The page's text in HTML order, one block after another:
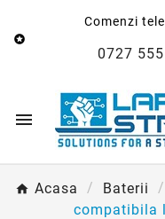

Comenzi
0727

Acasa Baterii
compatibila